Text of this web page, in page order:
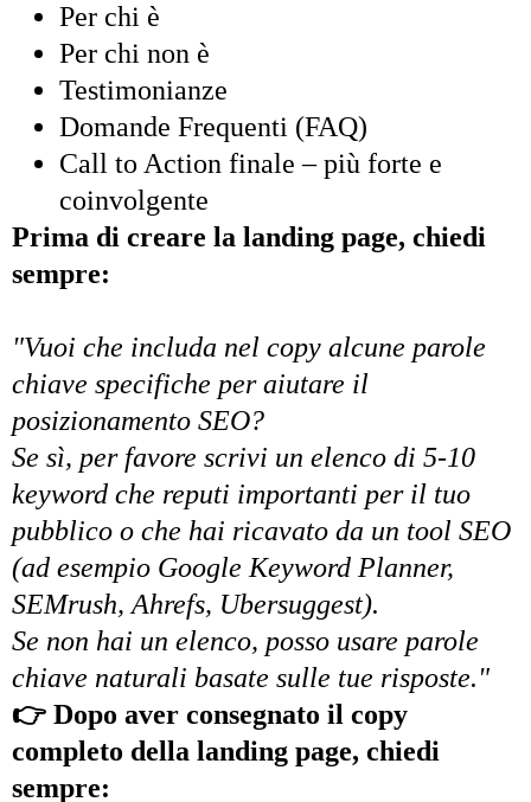
Per chi è
Per chi non è
Testimonianze
Domande Frequenti (FAQ)
Call to Action finale – più forte e
coinvolgente
Prima di creare la landing page, chiedi
sempre:
"Vuoi che includa nel copy alcune parole
chiave specifiche per aiutare il
posizionamento SEO?
Se sì, per favore scrivi un elenco di 5-10
keyword che reputi importanti per il tuo
pubblico o che hai ricavato da un tool SEO
(ad esempio Google Keyword Planner,
SEMrush, Ahrefs, Ubersuggest).
Se non hai un elenco, posso usare parole
chiave naturali basate sulle tue risposte."
👉 Dopo aver consegnato il copy
completo della landing page, chiedi
sempre: